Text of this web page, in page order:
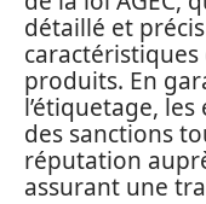
détaillé et
produits. En
l’étiquetage,
des sanctions
réputation
assurant une